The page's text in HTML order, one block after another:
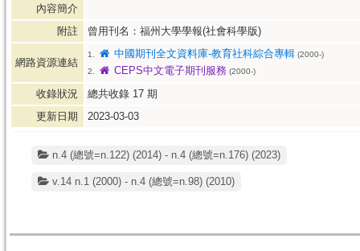
內容簡介
附註
曾用刊名：福州大學學報(社會科學版)
網路資源連結
1. 中國期刊全文資料庫-教育社科綜合專輯 (2000-)
2.
CEPS中文電子期刊服務 (2000-)
收錄狀況 總共收錄 17 期
更新日期
2023-03-03
n.4 (總號=n.122) (2014) - n.4 (總號=n.176) (2023)
v.14 n.1 (2000) - n.4 (總號=n.98) (2010)